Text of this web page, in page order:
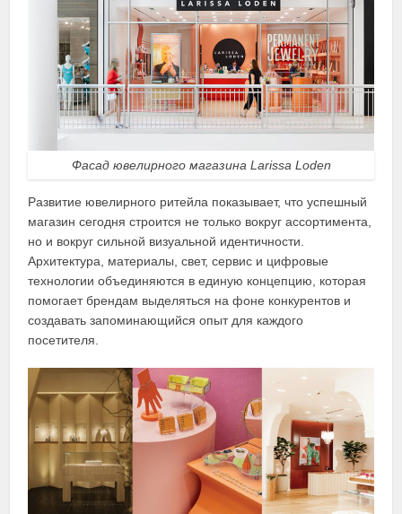
Фасад ювелирного магазина Larissa Loden
Развитие ювелирного ритейла показывает, что успешный
магазин сегодня строится не только вокруг ассортимента,
но и вокруг сильной визуальной идентичности.
Архитектура, материалы, свет, сервис и цифровые
технологии объединяются в единую концепцию, которая
помогает брендам выделяться на фоне конкурентов и
создавать запоминающийся опыт для каждого
посетителя.